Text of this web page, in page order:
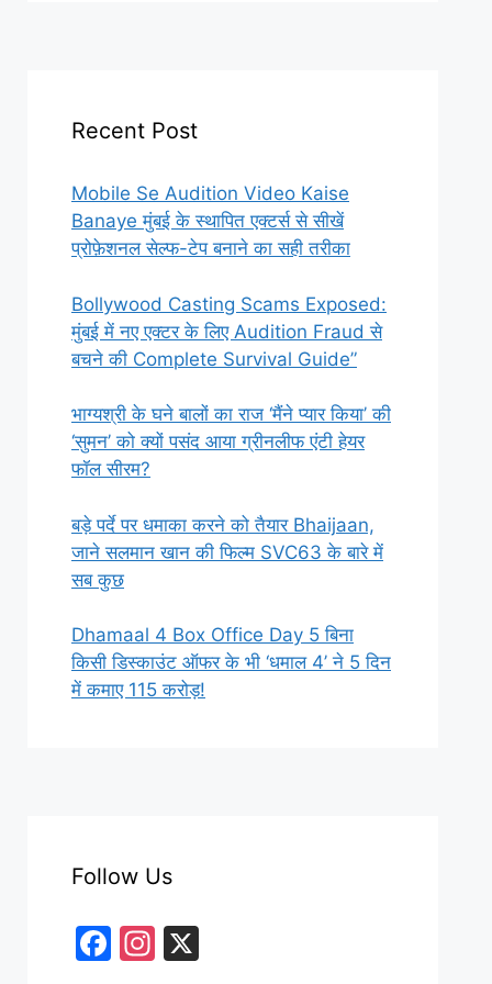
Recent Post
Mobile Se Audition Video Kaise
Banaye मुंबई के स्थापित एक्टर्स से सीखें
प्रोफ़ेशनल सेल्फ-टेप बनाने का सही तरीका
Bollywood Casting Scams Exposed:
मुंबई में नए एक्टर के लिए Audition Fraud से
बचने की Complete Survival Guide”
भाग्यश्री के घने बालों का राज ‘मैंने प्यार किया’ की
‘सुमन’ को क्यों पसंद आया ग्रीनलीफ एंटी हेयर
फॉल सीरम?
बड़े पर्दे पर धमाका करने को तैयार Bhaijaan,
जाने सलमान खान की फिल्म SVC63 के बारे में
सब कुछ
Dhamaal 4 Box Office Day 5 बिना
किसी डिस्काउंट ऑफर के भी ‘धमाल 4’ ने 5 दिन
में कमाए 115 करोड़!
Follow Us
F
In